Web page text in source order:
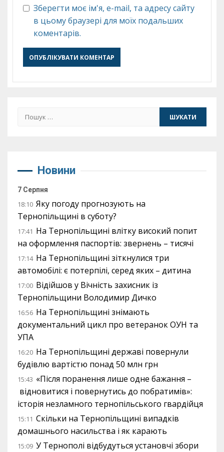
Зберегти моє ім'я, e-mail, та адресу сайту
в цьому браузері для моїх подальших
коментарів.
Пошук:
Новини
7 Серпня
18:10 Яку погоду прогнозують на
Тернопільщині в суботу?
17:41 На Тернопільщині влітку високий попит
на оформлення паспортів: звернень – тисячі
17:14 На Тернопільщині зіткнулися три
автомобілі: є потерпілі, серед яких – дитина
17:00 Відійшов у Вічність захисник із
Тернопільщини Володимир Дичко
16:56 На Тернопільщині знімають
документальний цикл про ветеранок ОУН та
УПА
16:20 На Тернопільщині державі повернули
будівлю вартістю понад 50 млн грн
15:43 «Після поранення лише одне бажання –
відновитися і повернутись до побратимів»:
історія незламного тернопільського гвардійця
15:11 Скільки на Тернопільщині випадків
домашнього насильства і як карають
15:09 У Тернополі відбудуться установчі збори